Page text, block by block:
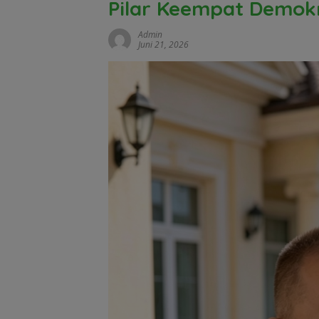
Pilar Keempat
Admin
Juni 21, 2026